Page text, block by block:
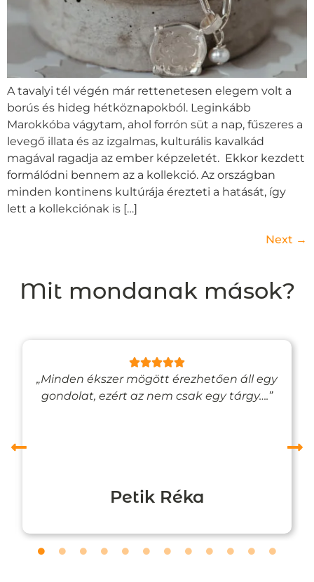
A tavalyi tél végén már rettenetesen elegem volt a
borús és hideg hétköznapokból. Leginkább
Marokkóba vágytam, ahol forrón süt a nap, fűszeres a
levegő illata és az izgalmas, kulturális kavalkád
magával ragadja az ember képzeletét. Ekkor kezdett
formálódni bennem az a kollekció. Az országban
minden kontinens kultúrája érezteti a hatását, így
lett a kollekciónak is […]
Next →
Mit mondanak mások?
„Minden ékszer mögött érezhetően áll egy
gondolat, ezért az nem csak egy tárgy….”
Petik Réka